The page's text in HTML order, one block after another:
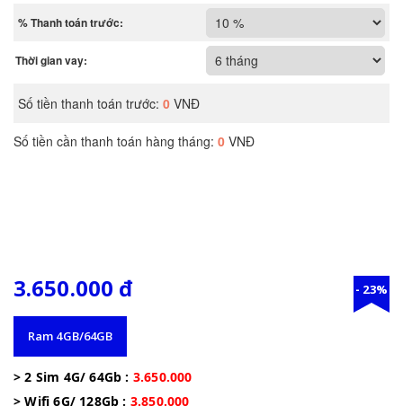
Ram 4GB/64GB
- 23%
3.650.000 đ
> 2 Sim 4G/ 64Gb : 3.650.000
> Wifi 6G/ 128Gb : 3.850.000